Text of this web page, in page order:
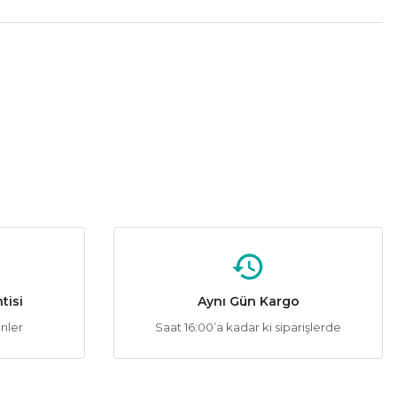
Aynı Gün Kargo
Saat 16:00’a kadar ki siparişlerde